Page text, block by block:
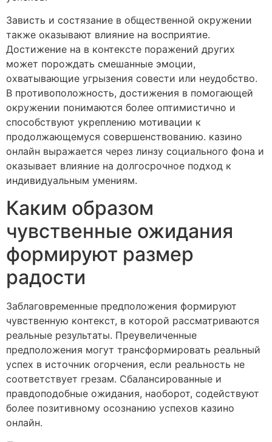
Зависть и состязание в общественной окружении
также оказывают влияние на восприятие.
Достижение на в контексте поражений других
может порождать смешанные эмоции,
охватывающие угрызения совести или неудобство.
В противоположность, достижения в помогающей
окружении понимаются более оптимистично и
способствуют укреплению мотивации к
продолжающемуся совершенствованию. казино
онлайн выражается через линзу социального фона и
оказывает влияние на долгосрочное подход к
индивидуальным умениям.
Каким образом
чувственные ожидания
формируют размер
радости
Заблаговременные предположения формируют
чувственную контекст, в которой рассматриваются
реальные результаты. Преувеличенные
предположения могут трансформировать реальный
успех в источник огорчения, если реальность не
соответствует грезам. Сбалансированные и
правдоподобные ожидания, наоборот, содействуют
более позитивному осознанию успехов казино
онлайн.